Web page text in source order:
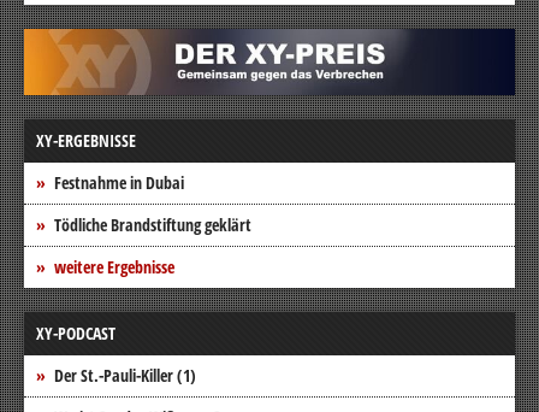
XY-ERGEBNISSE
Festnahme in Dubai
Tödliche Brandstiftung geklärt
weitere Ergebnisse
XY-PODCAST
Der St.-Pauli-Killer (1)